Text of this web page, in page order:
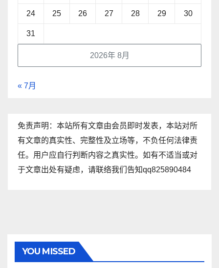
2026年 8月
24 25 26 27 28 29 30
31
« 7月
免责声明：本站所有文章由会员即时发表，本站对所
有文章的真实性、完整性及立场等，不负任何法律责
任。用户应自行判断内容之真实性。如有不适当或对
于文章出处有疑虑，请联络我们告知qq825890484
YOU MISSED